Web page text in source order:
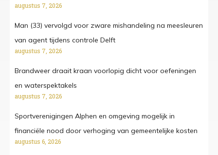
augustus 7, 2026
Man (33) vervolgd voor zware mishandeling na meesleuren
van agent tijdens controle Delft
augustus 7, 2026
Brandweer draait kraan voorlopig dicht voor oefeningen
en waterspektakels
augustus 7, 2026
Sportverenigingen Alphen en omgeving mogelijk in
financiële nood door verhoging van gemeentelijke kosten
augustus 6, 2026